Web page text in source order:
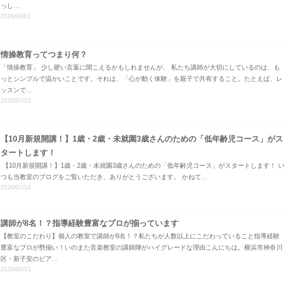
っし…
2026/08/01
情操教育ってつまり何？
「情操教育」 少し硬い言葉に聞こえるかもしれませんが、 私たち講師が大切にしているのは、も
っとシンプルで温かいことです。それは、「心が動く体験」を親子で共有すること。たとえば、レ
ッスンで…
2026/07/22
【10月新規開講！】1歳・2歳・未就園3歳さんのための「低年齢児コース」がス
タートします！
【10月新規開講！】1歳・2歳・未就園3歳さんのための「低年齢児コース」がスタートします！ い
つも当教室のブログをご覧いただき、ありがとうございます。 かねて…
2026/07/14
講師が8名！？指導経験豊富なプロが揃っています
【教室のこだわり】個人の教室で講師が8名！？私たちが人数以上にこだわっていること指導経験
豊富なプロが勢揃い！いのまた音楽教室の講師陣がハイグレードな理由こんにちは。横浜市神奈川
区・新子安のピア…
2026/06/21